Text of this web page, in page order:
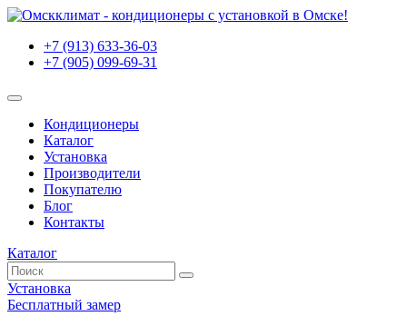
+7 (913) 633-36-03
+7 (905) 099-69-31
Кондиционеры
Каталог
Установка
Производители
Покупателю
Блог
Контакты
Каталог
Установка
Бесплатный замер